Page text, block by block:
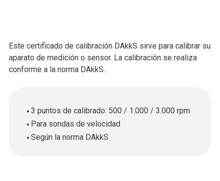
Este certificado de calibración DAkkS sirve para calibrar su
aparato de medición o sensor. La calibración se realiza
conforme a la norma DAkkS.
3 puntos de calibrado: 500 / 1.000 / 3.000 rpm
Para sondas de velocidad
Según la norma DAkkS